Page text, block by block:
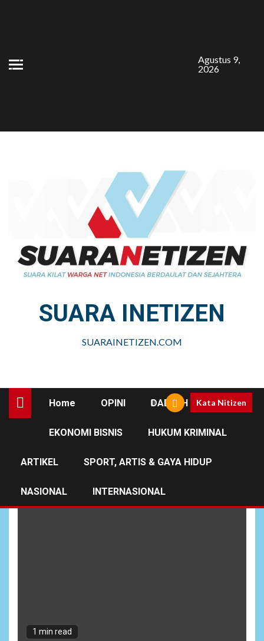
Agustus 9,
2026
SUARA INETIZEN
SUARAINETIZEN.COM
Home OPINI DAERAH
EKONOMI BISNIS HUKUM KRIMINAL
ARTIKEL SPORT, ARTIS & GAYA HIDUP
NASIONAL INTERNASIONAL
Kata Nitizen
1 min read